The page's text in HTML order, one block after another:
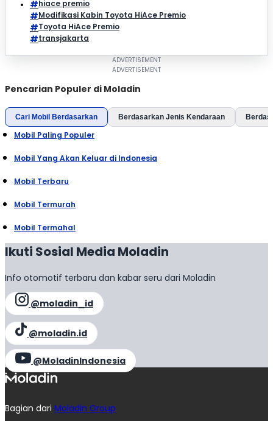
hiace premio
Modifikasi Kabin Toyota HiAce Premio
Toyota HiAce Premio
transjakarta
Pencarian Populer di Moladin
Cari Mobil Berdasarkan Berdasarkan Jenis Kendaraan
Mobil Paling Populer
Mobil Yang Akan Keluar di Indonesia
Mobil Terbaru
Mobil Termurah
Mobil Termahal
Ikuti Sosial Media Moladin
Info otomotif terbaru dan kabar seru dari Moladin
@moladin_id
@moladin.id
@MoladinIndonesia
Bagian dari Moladin Group